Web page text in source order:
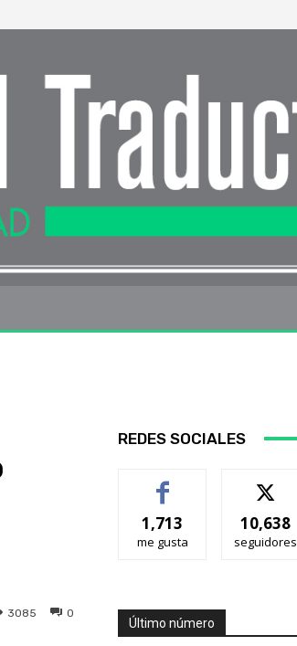
0
3085
REDES SOCIALES
1,713
me gusta
10,638
seguidores
Último número